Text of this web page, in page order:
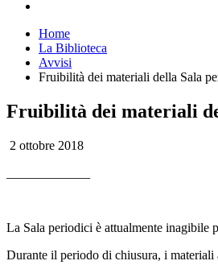
Home
La Biblioteca
Avvisi
Fruibilità dei materiali della Sala
Fruibilità dei materiali
2 ottobre 2018
La Sala periodici è attualmente inagibile
Durante il periodo di chiusura, i materiali